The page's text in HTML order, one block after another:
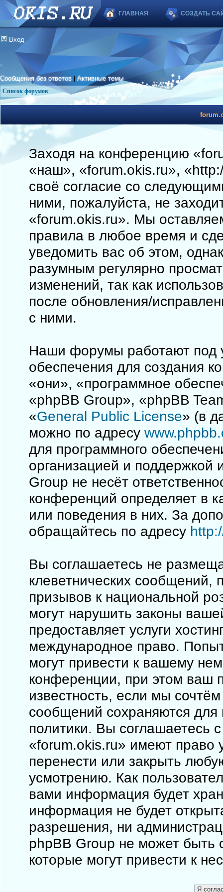
ГЛАВНАЯ СОЗДАТЬ
Вход
Сообщения без ответов |Активные темы
Список форумов
Заходя на конференцию
«наш», «forum.okis.ru»,
своё согласие со
ними, пожалуйста, не
«forum.okis.ru». Мы
правила в любое время и
уведомить вас об этом,
разумным регулярно
изменений, так как
после обновления/
с ними.
Наши форумы работают под
обеспечения для создания
«они», «программное
«phpBB Group», «phpBB
«General Public License» (в
можно по адресу
для программного
организацией и поддержкой
Group не несёт
конференций определяет в
или поведения в них. За
обращайтесь по адресу
Вы соглашаетесь не
клеветнических сообщений,
призывов к национальной
могут нарушить законы
предоставляет услуги
международное право.
могут привести к вашему
конференции, при этом ваш
известность, если мы
сообщений сохраняются для
политики. Вы соглашаетесь
«forum.okis.ru» имеют право
перенести или закрыть
усмотрению. Как
вами информация будет
информация не будет
разрешения, ни
phpBB Group не может быть
которые могут привести к